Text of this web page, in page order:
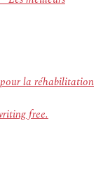
la réhabilitation
free.